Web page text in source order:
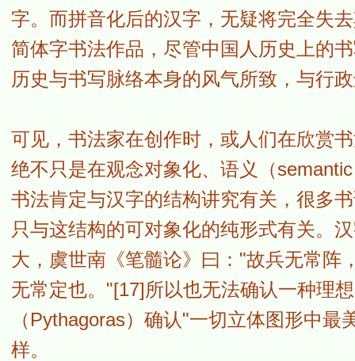
字。而拼音化后的汉字，无疑将完全失
简体字书法作品，尽管中国人历史上的
历史与书写脉络本身的风气所致，与行
可见，书法家在创作时，或人们在欣赏
绝不只是在观念对象化、语义（
书法肯定与汉字的结构讲究有关，很多
只与这结构的可对象化的纯形式有关。
大，虞世南《笔髓论》曰："故兵无常阵
无常定也。"[17]所以也无法确认一种理
（Pythagoras）确认"一切立体图形中
样。